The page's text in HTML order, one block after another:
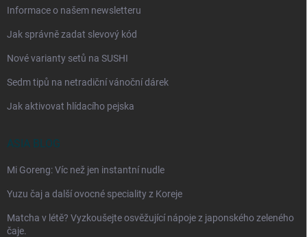
Informace o našem newsletteru
Jak správně zadat slevový kód
Nové varianty setů na SUSHI
Sedm tipů na netradiční vánoční dárek
Jak aktivovat hlídacího pejska
ASIA BLOG
Mi Goreng: Víc než jen instantní nudle
Yuzu čaj a další ovocné speciality z Koreje
Matcha v létě? Vyzkoušejte osvěžující nápoje z japonského zeleného
čaje.